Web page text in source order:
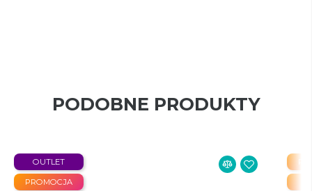
PODOBNE PRODUKTY
PROMOCJA
OUTLET